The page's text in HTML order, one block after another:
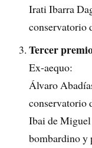
Irati Ibarra
conservatorio
Tercer
Ex-aequo:
Álvaro
conservatorio
Ibai de Miguel
bombardino y